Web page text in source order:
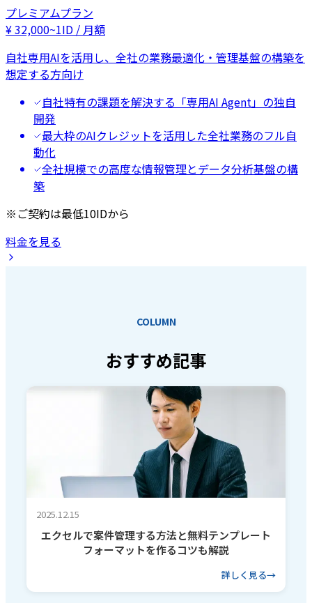
プレミアムプラン
¥32,000~1ID / 月額
自社専用AIを活用し、全社の業務最適化・管理基盤の構築を
想定する方向け
自社特有の課題を解決する「専用AI Agent」の独自
開発
最大枠のAIクレジットを活用した全社業務のフル自
動化
全社規模での高度な情報管理とデータ分析基盤の構
築
※ご契約は最低10IDから
料金を見る
COLUMN
おすすめ記事
2025.12.15
エクセルで案件管理する方法と無料テンプレート
フォーマットを作るコツも解説
詳しく見る